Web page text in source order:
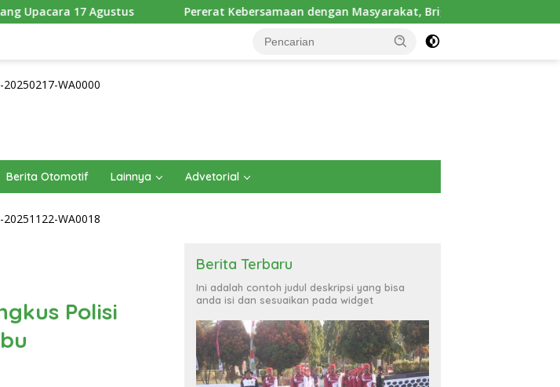
Pererat Kebersamaan dengan Masyarakat, Brigif TP 32 Mangkalihat Gelar Turnamen Bola Voli
Berita Otomotif Lainnya Advetorial
Polisi
Berita Terbaru
Ini adalah contoh judul deskripsi yang bisa
anda isi dan sesuaikan pada widget